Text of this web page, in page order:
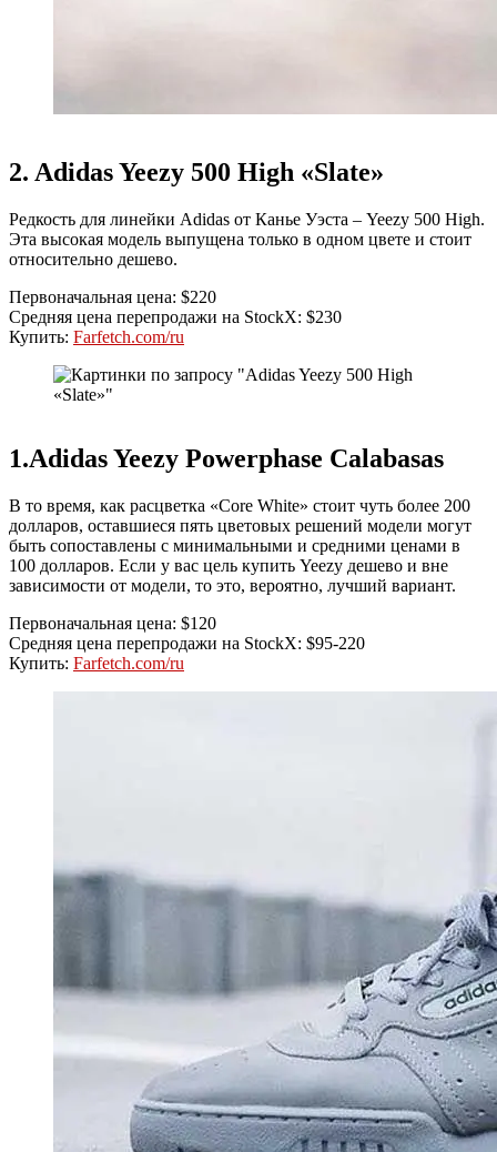
2. Adidas Yeezy 500 High «Slate»
Редкость для линейки Adidas от Канье Уэста – Yeezy 500 High.
Эта высокая модель выпущена только в одном цвете и стоит
относительно дешево.
Первоначальная цена: $220
Средняя цена перепродажи на StockX: $230
Купить: Farfetch.com/ru
1.Adidas Yeezy Powerphase Calabasas
В то время, как расцветка «Core White» стоит чуть более 200
долларов, оставшиеся пять цветовых решений модели могут
быть сопоставлены с минимальными и средними ценами в
100 долларов. Если у вас цель купить Yeezy дешево и вне
зависимости от модели, то это, вероятно, лучший вариант.
Первоначальная цена: $120
Средняя цена перепродажи на StockX: $95-220
Купить: Farfetch.com/ru